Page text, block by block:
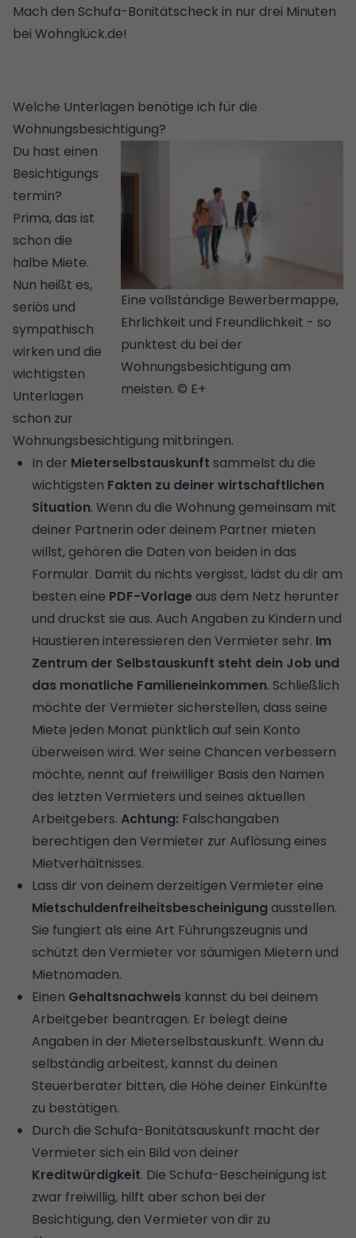
Mach den Schufa-Bonitätscheck in nur drei Minuten
bei Wohnglück.de!
Welche Unterlagen benötige ich für die
Wohnungsbesichtigung?
Eine vollständige Bewerbermappe,
Ehrlichkeit und Freundlichkeit - so
punktest du bei der
Wohnungsbesichtigung am
meisten. © E+
Du hast einen
Besichtigungs
termin?
Prima, das ist
schon die
halbe Miete.
Nun heißt es,
seriös und
sympathisch
wirken und die
wichtigsten
Unterlagen
schon zur
Wohnungsbesichtigung mitbringen.
In der Mieterselbstauskunft sammelst du die
wichtigsten Fakten zu deiner wirtschaftlichen
Situation. Wenn du die Wohnung gemeinsam mit
deiner Partnerin oder deinem Partner mieten
willst, gehören die Daten von beiden in das
Formular. Damit du nichts vergisst, lädst du dir am
besten eine PDF-Vorlage aus dem Netz herunter
und druckst sie aus. Auch Angaben zu Kindern und
Haustieren interessieren den Vermieter sehr. Im
Zentrum der Selbstauskunft steht dein Job und
das monatliche Familieneinkommen. Schließlich
möchte der Vermieter sicherstellen, dass seine
Miete jeden Monat pünktlich auf sein Konto
überweisen wird. Wer seine Chancen verbessern
möchte, nennt auf freiwilliger Basis den Namen
des letzten Vermieters und seines aktuellen
Arbeitgebers. Achtung: Falschangaben
berechtigen den Vermieter zur Auflösung eines
Mietverhältnisses.
Lass dir von deinem derzeitigen Vermieter eine
Mietschuldenfreiheitsbescheinigung ausstellen.
Sie fungiert als eine Art Führungszeugnis und
schützt den Vermieter vor säumigen Mietern und
Mietnomaden.
Einen Gehaltsnachweis kannst du bei deinem
Arbeitgeber beantragen. Er belegt deine
Angaben in der Mieterselbstauskunft. Wenn du
selbständig arbeitest, kannst du deinen
Steuerberater bitten, die Höhe deiner Einkünfte
zu bestätigen.
Durch die Schufa-Bonitätsauskunft macht der
Vermieter sich ein Bild von deiner
Kreditwürdigkeit. Die Schufa-Bescheinigung ist
zwar freiwillig, hilft aber schon bei der
Besichtigung, den Vermieter von dir zu